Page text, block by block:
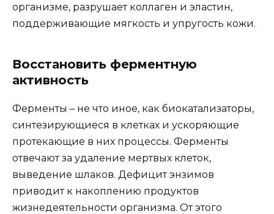
организме, разрушает коллаген и эластин,
поддерживающие мягкость и упругость кожи.
Восстановить ферментную
активность
Ферменты – не что иное, как биокатализаторы,
синтезирующиеся в клетках и ускоряющие
протекающие в них процессы. Ферменты
отвечают за удаление мертвых клеток,
выведение шлаков. Дефицит энзимов
приводит к накоплению продуктов
жизнедеятельности организма. От этого